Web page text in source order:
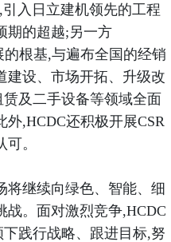
入日立建机领先的工程
期的超越;另一方
根基,与遍布全国的经销
建设、市场开拓、升级改
及二手设备等领域全面
,HCDC还积极开展CSR
。
将继续向绿色、智能、细
战。面对激烈竞争,HCDC
践行战略、跟进目标,努